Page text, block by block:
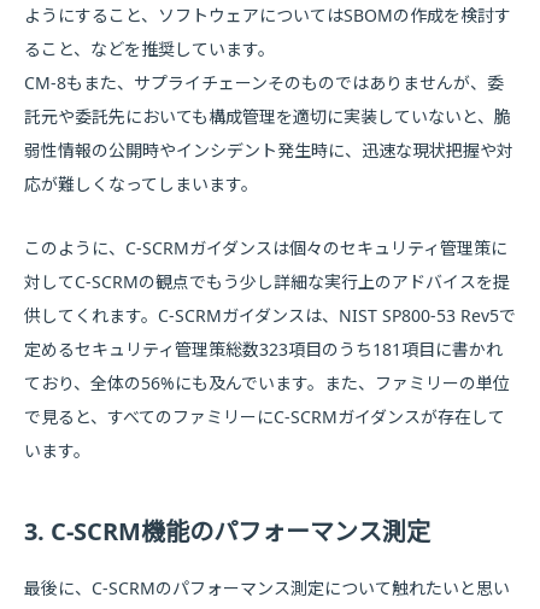
ようにすること、ソフトウェアについてはSBOMの作成を検討す
ること、などを推奨しています。
CM-8もまた、サプライチェーンそのものではありませんが、委
託元や委託先においても構成管理を適切に実装していないと、脆
弱性情報の公開時やインシデント発生時に、迅速な現状把握や対
応が難しくなってしまいます。
このように、C-SCRMガイダンスは個々のセキュリティ管理策に
対してC-SCRMの観点でもう少し詳細な実行上のアドバイスを提
供してくれます。C-SCRMガイダンスは、NIST SP800-53 Rev5で
定めるセキュリティ管理策総数323項目のうち181項目に書かれ
ており、全体の56%にも及んでいます。また、ファミリーの単位
で見ると、すべてのファミリーにC-SCRMガイダンスが存在して
います。
3. C-SCRM機能のパフォーマンス測定
最後に、C-SCRMのパフォーマンス測定について触れたいと思い